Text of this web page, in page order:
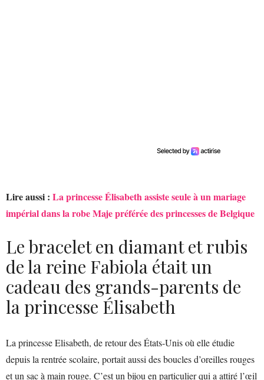
Lire aussi : La princesse Élisabeth assiste seule à un mariage
impérial dans la robe Maje préférée des princesses de Belgique
Le bracelet en diamant et rubis
de la reine Fabiola était un
cadeau des grands-parents de
la princesse Élisabeth
La princesse Elisabeth, de retour des États-Unis où elle étudie
depuis la rentrée scolaire, portait aussi des boucles d’oreilles rouges
et un sac à main rouge. C’est un bijou en particulier qui a attiré l’œil